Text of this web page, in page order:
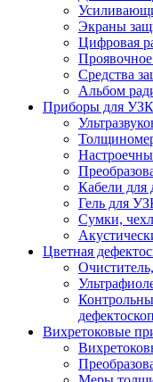
Экраны
Цифровая
Средства
Альбом
Приборы для УЗК
Кабели для
Гель для
Сумки,
Цветная
Вихретоковые